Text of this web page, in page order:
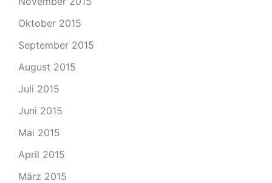
Oktober 2015
September 2015
August 2015
Juli 2015
Juni 2015
Mai 2015
April 2015
März 2015